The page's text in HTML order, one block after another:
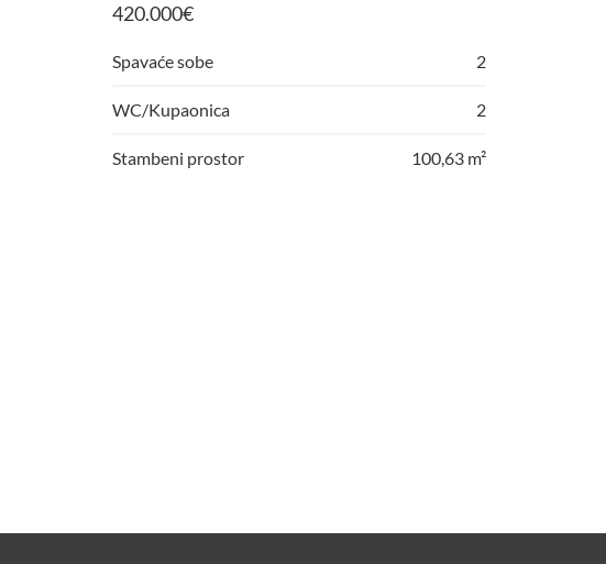
420.000€
Spavaće sobe 2
WC/Kupaonica 2
Stambeni prostor 100,63 m²